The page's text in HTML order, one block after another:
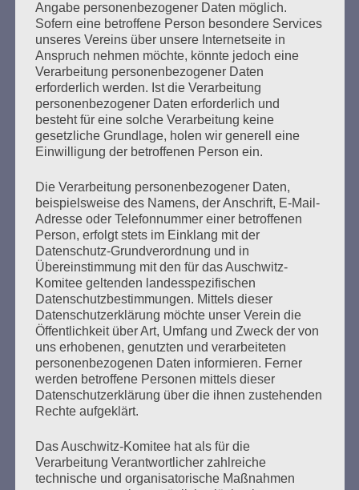
Erstellt am7. Mai 2025
Seine Eltern wurden von der Reichsbahn nach Auschwitz
deportiert. Deshalb fordert der Niederländer Salo Muller
Entschädigungen von der Deutschen Bahn. Am 8. Mai
2025, 80 Jahre nach der Befreiung vom NS-Regime: Salo
Muller, 88 Jahre, fordert wieder, gehört zu werden. Am 8.
November 2024 schickte Salo Muller einen Offenen
Brief an den Vorstand der Deutschen Bahn…
mehr ...
Seitennummerierung
der
Beiträge
Zurück 2
Das Haus brennt – und Sie sperren die Feuerwehr
aus.
Esther Bejarano - 25. November 2019
Angabe personenbezogener Daten möglich.
Sofern eine betroffene Person besondere Services
unseres Vereins über unsere Internetseite in
Anspruch nehmen möchte, könnte jedoch eine
Verarbeitung personenbezogener Daten
erforderlich werden. Ist die Verarbeitung
personenbezogener Daten erforderlich und
besteht für eine solche Verarbeitung keine
gesetzliche Grundlage, holen wir generell eine
Einwilligung der betroffenen Person ein.
Die Verarbeitung personenbezogener Daten,
beispielsweise des Namens, der Anschrift, E-Mail-
Adresse oder Telefonnummer einer betroffenen
Person, erfolgt stets im Einklang mit der
Datenschutz-Grundverordnung und in
Übereinstimmung mit den für das Auschwitz-
Komitee geltenden landesspezifischen
Datenschutzbestimmungen. Mittels dieser
Datenschutzerklärung möchte unser Verein die
Öffentlichkeit über Art, Umfang und Zweck der von
uns erhobenen, genutzten und verarbeiteten
personenbezogenen Daten informieren. Ferner
werden betroffene Personen mittels dieser
Datenschutzerklärung über die ihnen zustehenden
Rechte aufgeklärt.
Das Auschwitz-Komitee hat als für die
Verarbeitung Verantwortlicher zahlreiche
technische und organisatorische Maßnahmen